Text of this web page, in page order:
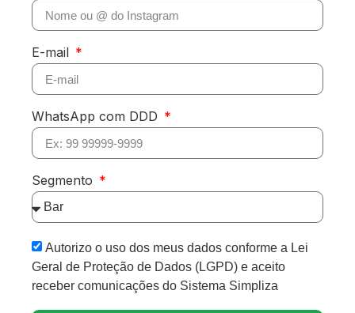
E-mail
WhatsApp com DDD
Segmento
Autorizo o uso dos meus dados conforme a Lei
Geral de Proteção de Dados (LGPD) e aceito
receber comunicações do Sistema Simpliza